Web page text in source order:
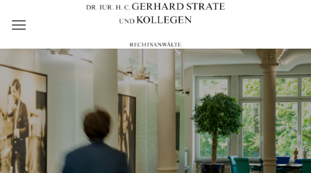
Inhalt